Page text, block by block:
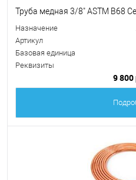
Труба медная 3/8" ASTM B68
Назначение
Артикул
Базовая единица
Реквизиты
9 800